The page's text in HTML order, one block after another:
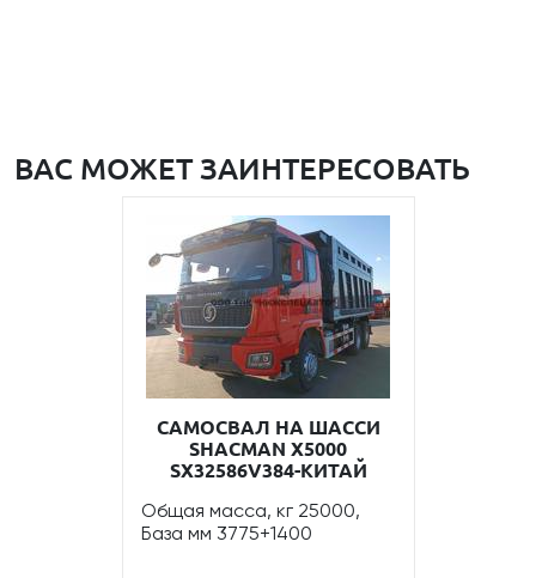
ВАС МОЖЕТ ЗАИНТЕРЕСОВАТЬ
САМОСВАЛ НА ШАССИ
SHACMAN Х5000
SX32586V384-КИТАЙ
Общая масса, кг 25000,
База мм 3775+1400